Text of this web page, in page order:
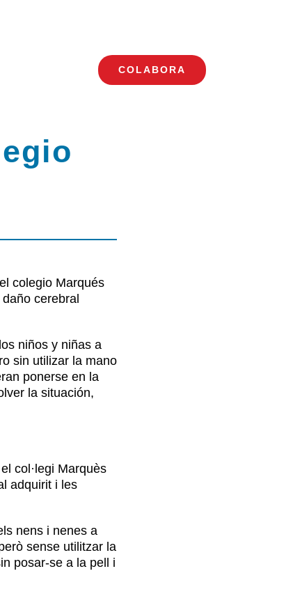
Toggle COLABORA
colegio Marqués
cerebral
niños y niñas a
sin utilizar la mano
ponerse en la
la situación,
col·legi Marquès
adquirit i les
nens i nenes a
sense utilitzar la
posar-se a la pell i